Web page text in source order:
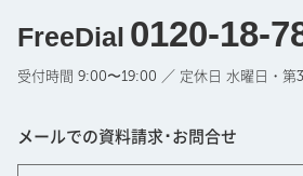
FreeDial 0120-18-
受付時間 9:00〜19:00 ／ 定休日 水曜日・第
メールでの資料請求･お問合せ